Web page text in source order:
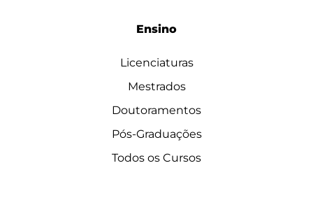
Ensino
Licenciaturas
Mestrados
Doutoramentos
Pós-Graduações
Todos os Cursos